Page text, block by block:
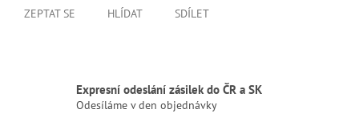
ZEPTAT SE HLÍDAT SDÍLET
Expresní odeslání zásilek do ČR a SK
Odesíláme v den objednávky